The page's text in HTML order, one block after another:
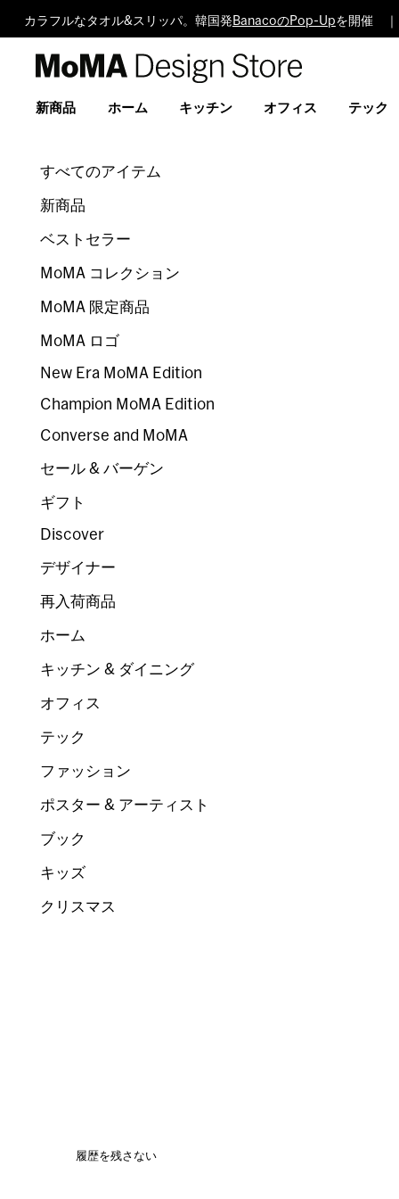
カラフルなタオル&スリッパ。韓国発 BanacoのPop-Upを開催
Design
新商品 ホーム キッチン オフィス テック
すべてのアイテム
新商品
ベストセラー
MoMA コレクション
MoMA 限定商品
MoMA ロゴ
New Era MoMA Edition
Champion MoMA Edition
Converse and MoMA
セール & バーゲン
ギフト
Discover
デザイナー
再入荷商品
ホーム
キッチン & ダイニング
オフィス
テック
ファッション
ポスター & アーティスト
ブック
キッズ
クリスマス
履歴を残さない